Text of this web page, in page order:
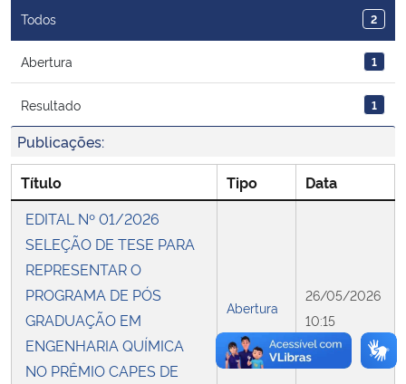
Ministério do Desenvolvimento Regional
Controladoria-Geral da União
Ministério da Mulher, da Família e dos Direitos Humanos
Secretaria-Geral
Secretaria de Governo
Gabinete de Segurança Institucional
Todos 2
Abertura 1
Resultado 1
Publicações:
Título Tipo
Data
EDITAL Nº 01/2026
SELEÇÃO DE TESE PARA
REPRESENTAR O
PROGRAMA DE PÓS
GRADUAÇÃO EM
ENGENHARIA QUÍMICA
NO PRÊMIO CAPES DE
Abertura
26/05/2026
10:15